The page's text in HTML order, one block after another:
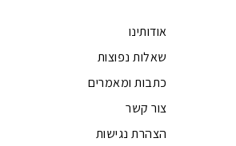
אודותינו
שאלות נפוצות
כתבות ומאמרים
צור קשר
הצהרת נגישות